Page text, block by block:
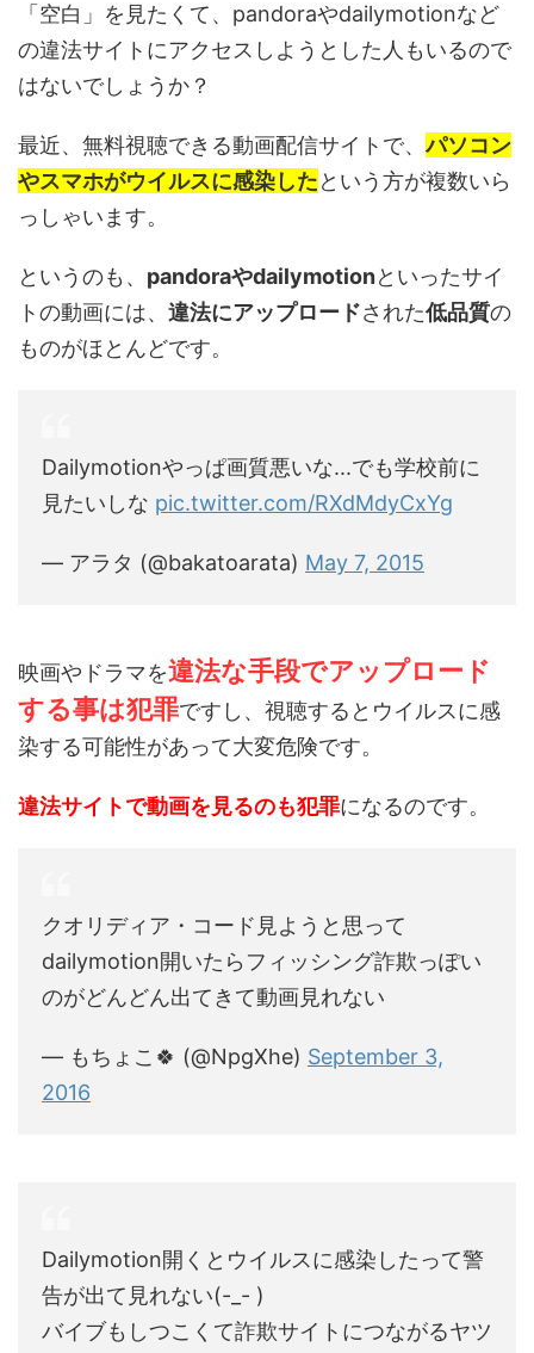
「空白」を見たくて、pandoraやdailymotionなど
の違法サイトにアクセスしようとした人もいるので
はないでしょうか？
最近、無料視聴できる動画配信サイトで、パソコン
やスマホがウイルスに感染したという方が複数いら
っしゃいます。
というのも、 pandoraやdailymotionといったサイ
トの動画には、 違法にアップロードされた低品質の
ものがほとんどです。
Dailymotionやっぱ画質悪いな...でも学校前に
見たいしな pic.twitter.com/RXdMdyCxYg
— アラタ (@bakatoarata) May 7, 2015
映画やドラマを違法な手段でアップロード
する事は犯罪ですし、視聴するとウイルスに感
染する可能性があって大変危険です。
違法サイトで動画を見るのも犯罪になるのです。
クオリディア・コード見ようと思って
dailymotion開いたらフィッシング詐欺っぽい
のがどんどん出てきて動画見れない
— もちょこ🍀 (@NpgXhe) September 3,
2016
Dailymotion開くとウイルスに感染したって警
告が出て見れない(-_- )
バイブもしつこくて詐欺サイトにつながるヤツ